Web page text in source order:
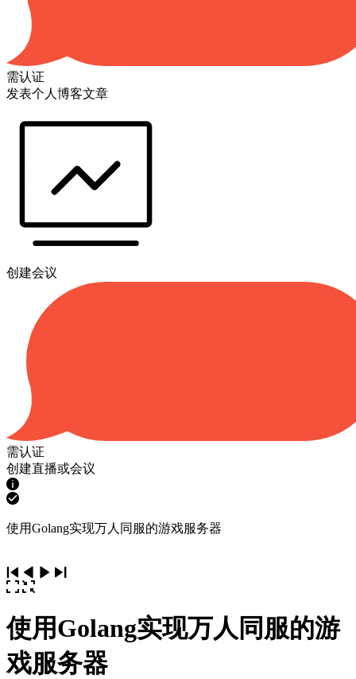
需认证
发表个人博客文章
创建会议
需认证
创建直播或会议
使用Golang实现万人同服的游戏服务器
使用Golang实现万人同服的游
戏服务器